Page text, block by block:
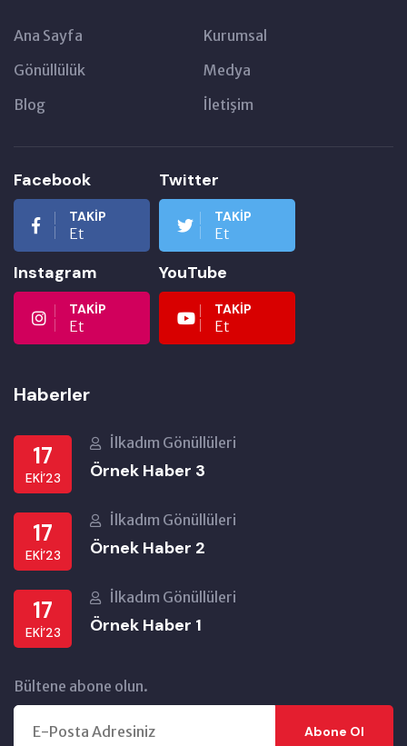
Ana Sayfa
Kurumsal
Gönüllülük
Medya
Blog
İletişim
Facebook
TAKIP
Et
Twitter
TAKIP
Et
Instagram
TAKIP
Et
YouTube
TAKIP
Et
Haberler
17
EKI’23
İlkadım Gönüllüleri
Örnek Haber 3
17
EKI’23
İlkadım Gönüllüleri
Örnek Haber 2
17
EKI’23
İlkadım Gönüllüleri
Örnek Haber 1
Bültene abone olun.
Abone Ol